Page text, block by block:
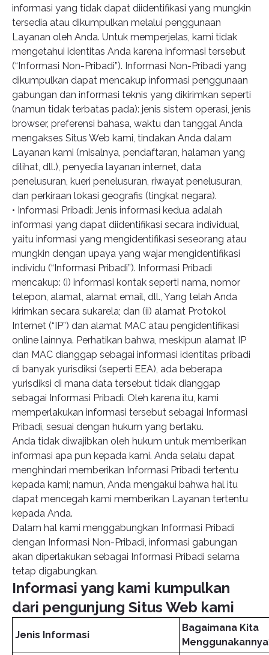
informasi yang tidak dapat diidentifikasi yang mungkin
tersedia atau dikumpulkan melalui penggunaan
Layanan oleh Anda. Untuk memperjelas, kami tidak
mengetahui identitas Anda karena informasi tersebut
(“Informasi Non-Pribadi”). Informasi Non-Pribadi yang
dikumpulkan dapat mencakup informasi penggunaan
gabungan dan informasi teknis yang dikirimkan seperti
(namun tidak terbatas pada): jenis sistem operasi, jenis
browser, preferensi bahasa, waktu dan tanggal Anda
mengakses Situs Web kami, tindakan Anda dalam
Layanan kami (misalnya, pendaftaran, halaman yang
dilihat, dll.), penyedia layanan internet, data
penelusuran, kueri penelusuran, riwayat penelusuran,
dan perkiraan lokasi geografis (tingkat negara).
• Informasi Pribadi: Jenis informasi kedua adalah
informasi yang dapat diidentifikasi secara individual,
yaitu informasi yang mengidentifikasi seseorang atau
mungkin dengan upaya yang wajar mengidentifikasi
individu (“Informasi Pribadi”). Informasi Pribadi
mencakup: (i) informasi kontak seperti nama, nomor
telepon, alamat, alamat email, dll., Yang telah Anda
kirimkan secara sukarela; dan (ii) alamat Protokol
Internet (“IP”) dan alamat MAC atau pengidentifikasi
online lainnya. Perhatikan bahwa, meskipun alamat IP
dan MAC dianggap sebagai informasi identitas pribadi
di banyak yurisdiksi (seperti EEA), ada beberapa
yurisdiksi di mana data tersebut tidak dianggap
sebagai Informasi Pribadi. Oleh karena itu, kami
memperlakukan informasi tersebut sebagai Informasi
Pribadi, sesuai dengan hukum yang berlaku.
Anda tidak diwajibkan oleh hukum untuk memberikan
informasi apa pun kepada kami. Anda selalu dapat
menghindari memberikan Informasi Pribadi tertentu
kepada kami; namun, Anda mengakui bahwa hal itu
dapat mencegah kami memberikan Layanan tertentu
kepada Anda.
Dalam hal kami menggabungkan Informasi Pribadi
dengan Informasi Non-Pribadi, informasi gabungan
akan diperlakukan sebagai Informasi Pribadi selama
tetap digabungkan.
Informasi yang kami kumpulkan
dari pengunjung Situs Web kami
Jenis Informasi
Bagaimana Kita